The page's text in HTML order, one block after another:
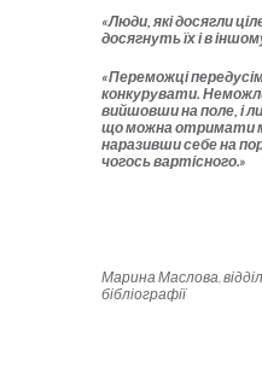
«Люди, які досягли
досягнуть їх і в
«Переможці
конкурувати.
вийшовши на поле, і
що можна отримати
наразивши себе на
чогось вартісного.»
Марина Маслова,
бібліографії